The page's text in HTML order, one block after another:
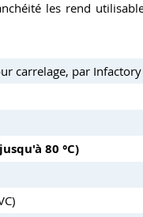
les rend
carrelage, par Infactory
80 °C)